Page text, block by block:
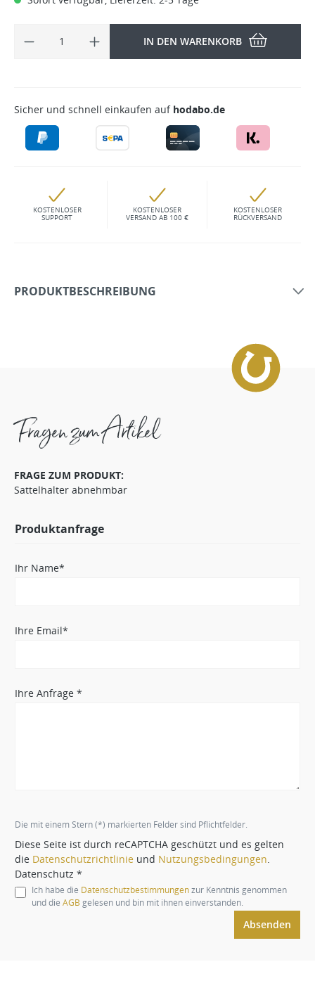
IN DEN WARENKORB
Sicher und schnell einkaufen auf hodabo.de
KOSTENLOSER
SUPPORT
KOSTENLOSER
VERSAND AB 100 €
KOSTENLOSER
RÜCKVERSAND
PRODUKTBESCHREIBUNG
Fragen zum Artikel
FRAGE ZUM PRODUKT:
Sattelhalter abnehmbar
Produktanfrage
Ihr Name*
Ihre Email*
Ihre Anfrage *
Die mit einem Stern (*) markierten Felder sind Pflichtfelder.
Diese Seite ist durch reCAPTCHA geschützt und es gelten
die Datenschutzrichtlinie und Nutzungsbedingungen
Datenschutz *
Ich habe die Datenschutzbestimmungenzur Kenntnis genommen
und die AGB gelesen und bin mit ihnen einverstanden.
Absenden